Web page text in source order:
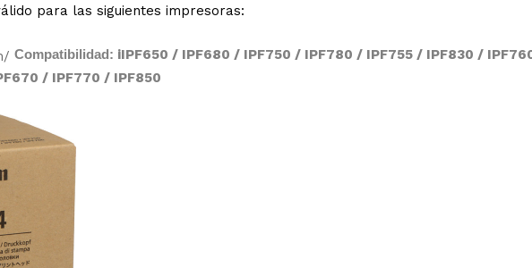
para las siguientes impresoras:
Compatibilidad: iIPF650 / IPF680 / IPF750 / IPF780 / IPF755 / IPF830 /
/ IPF770 / IPF850